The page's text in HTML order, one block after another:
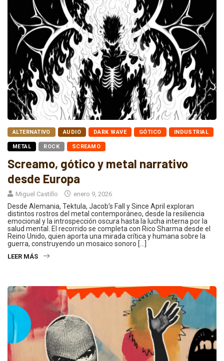
ALTERNATIVO AUDIO DARK WAVE GÓTICO INDUSTRIAL
METAL ROCK SCREAMO
Screamo, gótico y metal narrativo
desde Europa
Miguel Castillo enero 9, 2026
Desde Alemania, Tektula, Jacob’s Fall y Since April exploran
distintos rostros del metal contemporáneo, desde la resiliencia
emocional y la introspección oscura hasta la lucha interna por la
salud mental. El recorrido se completa con Rico Sharma desde el
Reino Unido, quien aporta una mirada crítica y humana sobre la
guerra, construyendo un mosaico sonoro […]
LEER MÁS